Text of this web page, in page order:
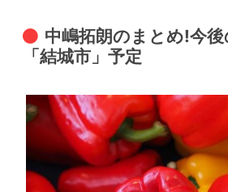
中嶋拓朗のまとめ!今後
「結城市」予定